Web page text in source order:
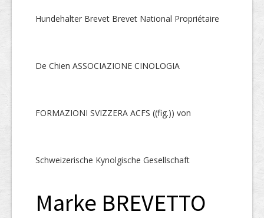
Links
Hundehalter Brevet Brevet National Propriétaire
De Chien ASSOCIAZIONE CINOLOGIA
FORMAZIONI SVIZZERA ACFS ((fig.)) von
Schweizerische Kynolgische Gesellschaft
Marke BREVETTO